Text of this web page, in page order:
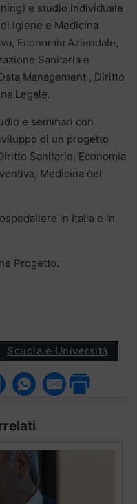
e studio individuale
Igiene e Medicina
Economia Aziendale,
Sanitaria e
Management , Diritto
Legale.
e seminari con
di un progetto
Sanitario, Economia
Medicina del
in Italia e in
Progetto.
Scuola e Università